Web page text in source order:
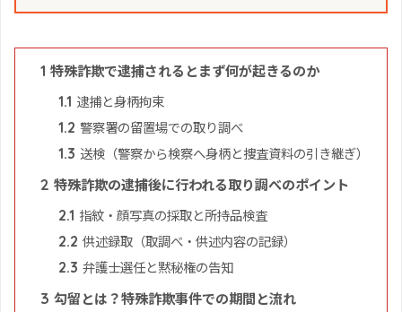
1 特殊詐欺で逮捕されるとまず何が起きるのか
1.1 逮捕と身柄拘束
1.2 警察署の留置場での取り調べ
1.3 送検（警察から検察へ身柄と捜査資料の引き継ぎ）
2 特殊詐欺の逮捕後に行われる取り調べのポイント
2.1 指紋・顔写真の採取と所持品検査
2.2 供述録取（取調べ・供述内容の記録）
2.3 弁護士選任と黙秘権の告知
3 勾留とは？特殊詐欺事件での期間と流れ